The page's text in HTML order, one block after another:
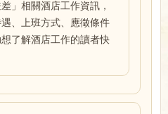
」相關酒店工作資訊，
、上班方式、應徵條件
了解酒店工作的讀者快